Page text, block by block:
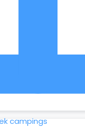
campings
Zo maken we